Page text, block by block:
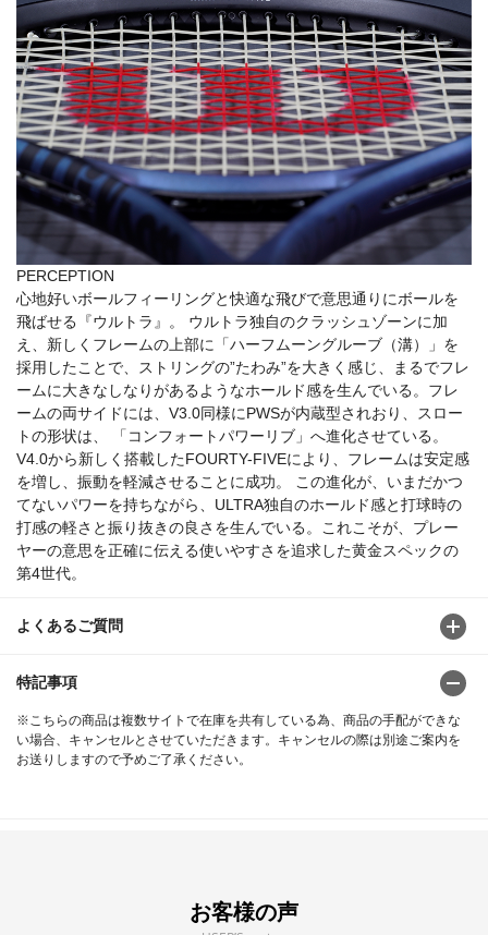
PERCEPTION
心地好いボールフィーリングと快適な飛びで意思通りにボールを
飛ばせる『ウルトラ』。 ウルトラ独自のクラッシュゾーンに加
え、新しくフレームの上部に「ハーフムーングルーブ（溝）」を
採用したことで、ストリングの”たわみ”を大きく感じ、まるでフレ
ームに大きなしなりがあるようなホールド感を生んでいる。フレ
ームの両サイドには、V3.0同様にPWSが内蔵型されおり、スロー
トの形状は、 「コンフォートパワーリブ」へ進化させている。
V4.0から新しく搭載したFOURTY-FIVEにより、フレームは安定感
を増し、振動を軽減させることに成功。 この進化が、いまだかつ
てないパワーを持ちながら、ULTRA独自のホールド感と打球時の
打感の軽さと振り抜きの良さを生んでいる。これこそが、プレー
ヤーの意思を正確に伝える使いやすさを追求した黄金スペックの
第4世代。
よくあるご質問
特記事項
※こちらの商品は複数サイトで在庫を共有している為、商品の手配ができな
い場合、キャンセルとさせていただきます。キャンセルの際は別途ご案内を
お送りしますので予めご了承ください。
お客様の声